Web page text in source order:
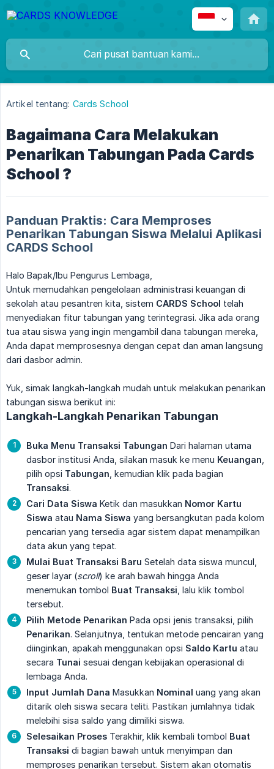
Artikel tentang: Cards School
Bagaimana Cara Melakukan
Penarikan Tabungan Pada Cards
School ?
Panduan Praktis: Cara Memproses
Penarikan Tabungan Siswa Melalui Aplikasi
CARDS School
Halo Bapak/Ibu Pengurus Lembaga,
Untuk memudahkan pengelolaan administrasi keuangan di
sekolah atau pesantren kita, sistem CARDS School telah
menyediakan fitur tabungan yang terintegrasi. Jika ada orang
tua atau siswa yang ingin mengambil dana tabungan mereka,
Anda dapat memprosesnya dengan cepat dan aman langsung
dari dasbor admin.
Yuk, simak langkah-langkah mudah untuk melakukan penarikan
tabungan siswa berikut ini:
Langkah-Langkah Penarikan Tabungan
Buka Menu Transaksi Tabungan Dari halaman utama
dasbor institusi Anda, silakan masuk ke menu Keuangan
pilih opsi Tabungan , kemudian klik pada bagian
Transaksi.
Cari Data Siswa Ketik dan masukkan Nomor Kartu
Siswa atau Nama Siswa yang bersangkutan pada kolom
pencarian yang tersedia agar sistem dapat menampilkan
data akun yang tepat.
Mulai Buat Transaksi Baru Setelah data siswa muncul,
geser layar (scroll) ke arah bawah hingga Anda
menemukan tombol Buat Transaksi , lalu klik tombol
tersebut.
Pilih Metode Penarikan Pada opsi jenis transaksi, pilih
Penarikan. Selanjutnya, tentukan metode pencairan yang
diinginkan, apakah menggunakan opsi Saldo Kartu atau
secara Tunai sesuai dengan kebijakan operasional di
lembaga Anda.
Input Jumlah Dana Masukkan Nominal uang yang akan
ditarik oleh siswa secara teliti. Pastikan jumlahnya tidak
melebihi sisa saldo yang dimiliki siswa.
Selesaikan Proses Terakhir, klik kembali tombol Buat
Transaksi di bagian bawah untuk menyimpan dan
memproses penarikan tersebut. Sistem akan otomatis